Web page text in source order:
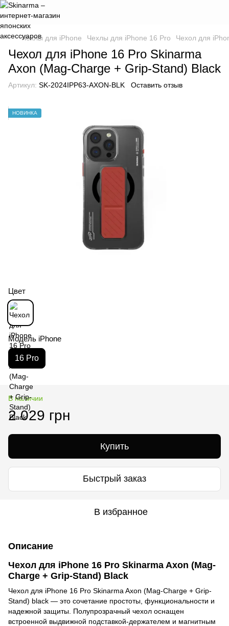
Чехлы для iPhone Чехлы для iPhone 16 Pro Чехол для
Чехол для iPhone 16 Pro Skinarma
Axon (Mag-Charge + Grip-Stand) Black
Артикул: SK-2024IPP63-AXON-BLK Оставить отзыв
НОВИНКА
Цвет
Модель iPhone
16 Pro
В наличии
2 029 грн
Купить
Быстрый заказ
В избранное
Описание
Чехол для iPhone 16 Pro Skinarma Axon (Mag-
Charge + Grip-Stand) Black
Чехол для iPhone 16 Pro Skinarma Axon (Mag-Charge + Grip-
Stand) black — это сочетание простоты, функциональности и
надежной защиты. Полупрозрачный чехол оснащен
встроенной выдвижной подставкой-держателем и магнитным